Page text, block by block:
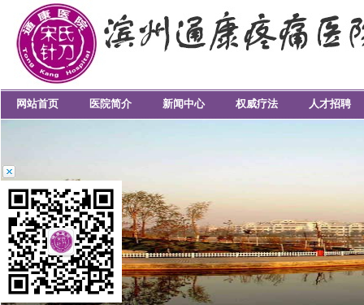
网站首页 医院简介 新闻中心 权威疗法 人才招聘